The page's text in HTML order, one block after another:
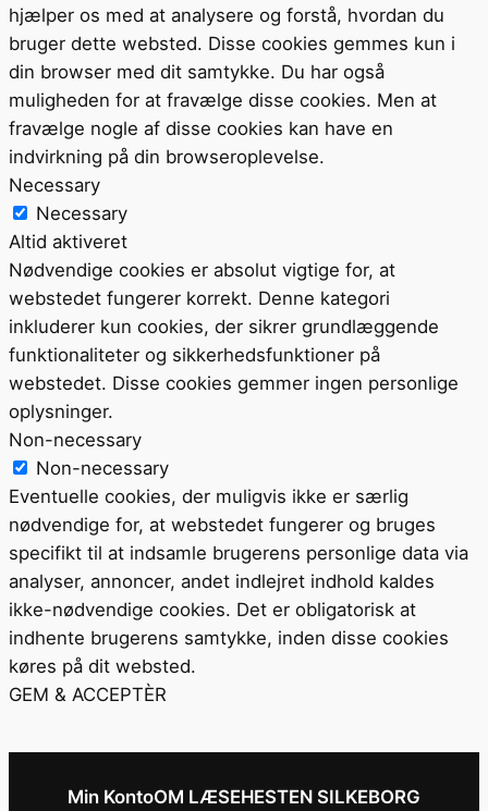
hjælper os med at analysere og forstå, hvordan du
bruger dette websted. Disse cookies gemmes kun i
din browser med dit samtykke. Du har også
muligheden for at fravælge disse cookies. Men at
fravælge nogle af disse cookies kan have en
indvirkning på din browseroplevelse.
Necessary
Necessary
Altid aktiveret
Nødvendige cookies er absolut vigtige for, at
webstedet fungerer korrekt. Denne kategori
inkluderer kun cookies, der sikrer grundlæggende
funktionaliteter og sikkerhedsfunktioner på
webstedet. Disse cookies gemmer ingen personlige
oplysninger.
Non-necessary
Non-necessary
Eventuelle cookies, der muligvis ikke er særlig
nødvendige for, at webstedet fungerer og bruges
specifikt til at indsamle brugerens personlige data via
analyser, annoncer, andet indlejret indhold kaldes
ikke-nødvendige cookies. Det er obligatorisk at
indhente brugerens samtykke, inden disse cookies
køres på dit websted.
GEM & ACCEPTÈR
Min KontoOM LÆSEHESTEN SILKEBORG